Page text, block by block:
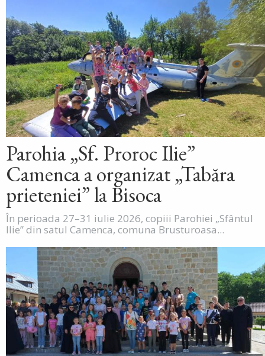
Parohia „Sf. Proroc Ilie”
Camenca a organizat „Tabăra
prieteniei” la Bisoca
În perioada 27–31 iulie 2026, copiii Parohiei „Sfântul
Ilie” din satul Camenca, comuna Brusturoasa...